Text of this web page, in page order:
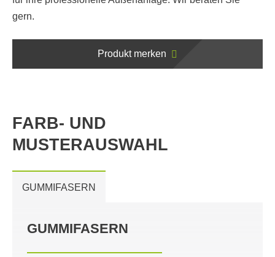
gern.
Produkt merken
FARB- UND
MUSTERAUSWAHL
GUMMIFASERN
GUMMIFASERN